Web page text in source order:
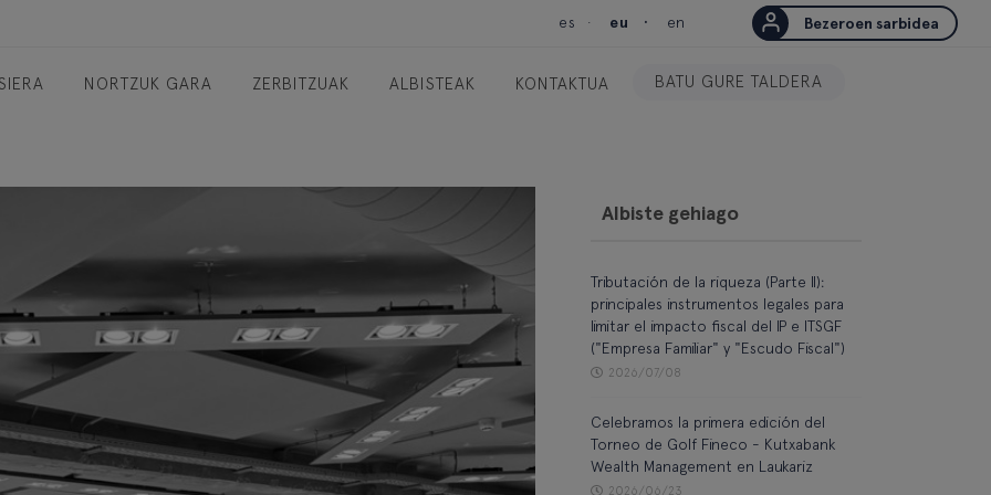
es eu en Bezeroen sarbidea
NORTZUK GARA ZERBITZUAK ALBISTEAK KONTAKTUA BATU GURE TALDERA
Albiste gehiago
Tributación de la riqueza (Parte II):
principales instrumentos legales para
limitar el impacto fiscal del IP e ITSGF
("Empresa Familiar" y "Escudo Fiscal")
2026/07/08
Celebramos la primera edición del
Torneo de Golf Fineco - Kutxabank
Wealth Management en Laukariz
2026/06/23